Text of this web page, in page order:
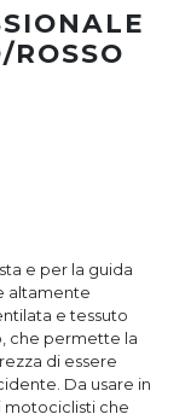
ROSSO
e per la guida
altamente
e tessuto
che permette la
di essere
Da usare in
motociclisti che